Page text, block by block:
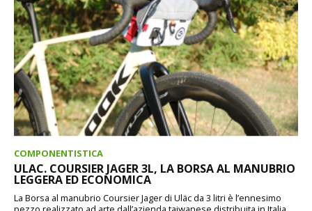
COMPONENTISTICA
ULAC. COURSIER JAGER 3L, LA BORSA AL MANUBRIO
LEGGERA ED ECONOMICA
La Borsa al manubrio Coursier Jager di Uläc da 3 litri è l’ennesimo